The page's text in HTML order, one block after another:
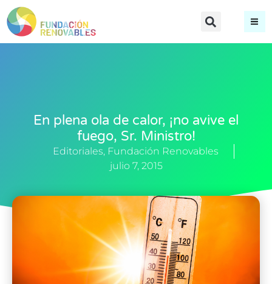
En plena ola de calor, ¡no avive el
fuego, Sr. Ministro!
Editoriales, Fundación Renovables
julio 7, 2015